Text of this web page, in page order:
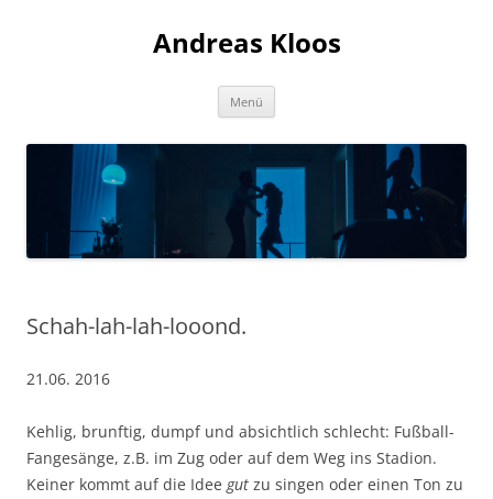
Andreas Kloos
Menü
Schah-lah-lah-looond.
21.06. 2016
Kehlig, brunftig, dumpf und absichtlich schlecht: Fußball-
Fangesänge, z.B. im Zug oder auf dem Weg ins Stadion.
Keiner kommt auf die Idee gut zu singen oder einen Ton zu